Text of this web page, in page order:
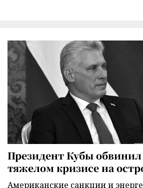
Президент Кубы
тяжелом кризисе на
Американские санкции и